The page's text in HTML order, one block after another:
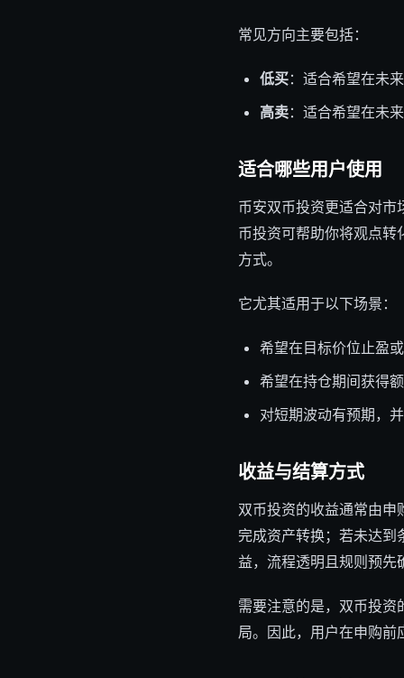
常见方向主要包括：
低买：适合希望在未
高卖：适合希望在未
适合哪些用户使用
币安双币投资更适合对
币投资可帮助你将观点
方式。
它尤其适用于以下场景：
希望在目标价位止盈
希望在持仓期间获得
对短期波动有预期，
收益与结算方式
双币投资的收益通常由
完成资产转换；若未达
益，流程透明且规则预先
需要注意的是，双币投
局。因此，用户在申购